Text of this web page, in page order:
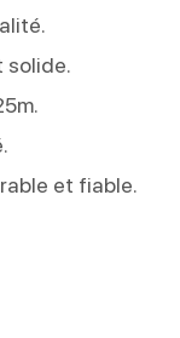
solide.
et fiable.